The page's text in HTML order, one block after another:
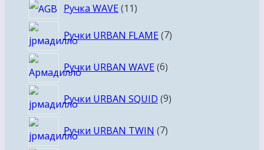
Ручка WAVE 1111
Ручки URBAN FLAME 77
Ручки URBAN WAVE 66
Ручки URBAN SQUID 99
Ручки URBAN TWIN 77